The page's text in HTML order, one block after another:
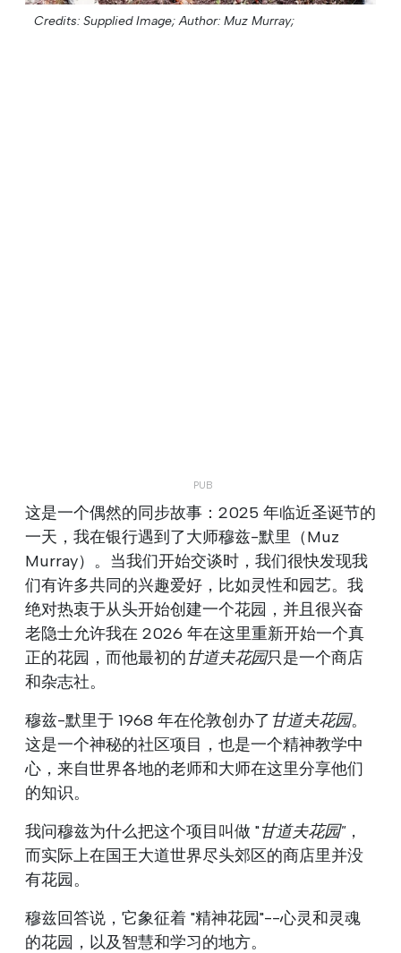
Credits: Supplied Image; Author: Muz Murray;
这是一个偶然的同步故事：2025 年临近圣诞节的
一天，我在银行遇到了大师穆兹-默里（Muz
Murray）。当我们开始交谈时，我们很快发现我
们有许多共同的兴趣爱好，比如灵性和园艺。我
绝对热衷于从头开始创建一个花园，并且很兴奋
老隐士允许我在 2026 年在这里重新开始一个真
正的花园，而他最初的甘道夫花园只是一个商店
和杂志社。
穆兹-默里于 1968 年在伦敦创办了 甘道夫花园。
这是一个神秘的社区项目，也是一个精神教学中
心，来自世界各地的老师和大师在这里分享他们
的知识。
我问穆兹为什么把这个项目叫做 "甘道夫花园"，
而实际上在国王大道世界尽头郊区的商店里并没
有花园。
穆兹回答说，它象征着 "精神花园"--心灵和灵魂
的花园，以及智慧和学习的地方。